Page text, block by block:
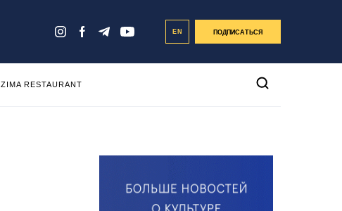
EN ПОДПИСАТЬСЯ
ZIMA RESTAURANT